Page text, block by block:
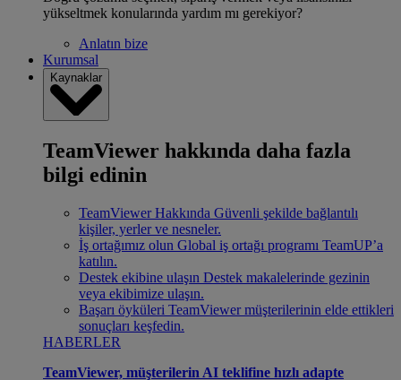
yükseltmek konularında yardım mı gerekiyor?
Anlatın bize
Kurumsal
Kaynaklar
TeamViewer hakkında daha fazla
bilgi edinin
TeamViewer Hakkında Güvenli şekilde bağlantılı
kişiler, yerler ve nesneler.
İş ortağımız olun Global iş ortağı programı TeamUP’a
katılın.
Destek ekibine ulaşın Destek makalelerinde gezinin
veya ekibimize ulaşın.
Başarı öyküleri TeamViewer müşterilerinin elde ettikleri
sonuçları keşfedin.
HABERLER
TeamViewer, müşterilerin AI teklifine hızlı adapte